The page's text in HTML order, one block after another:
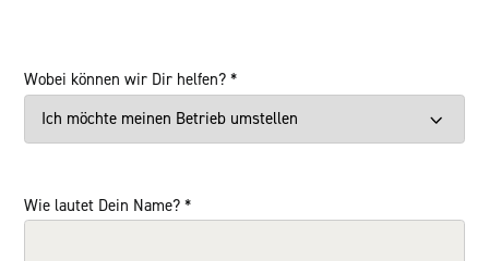
Wobei können wir Dir helfen?*
Wie lautet Dein Name?*